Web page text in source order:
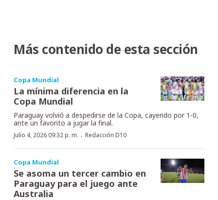
Más contenido de esta sección
Copa Mundial
La mínima diferencia en la
Copa Mundial
Paraguay volvió a despedirse de la Copa, cayendo por 1-0,
ante un favorito a jugar la final.
Julio 4, 2026 09:32 p. m. · Redacción D10
Copa Mundial
Se asoma un tercer cambio en
Paraguay para el juego ante
Australia